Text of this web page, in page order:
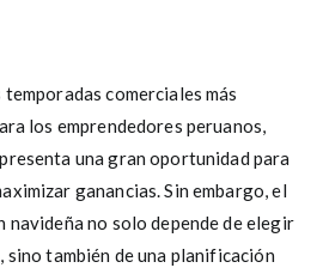
temporadas comerciales más
los emprendedores peruanos,
una gran oportunidad para
ganancias. Sin embargo, el
no solo depende de elegir
también de una planificación